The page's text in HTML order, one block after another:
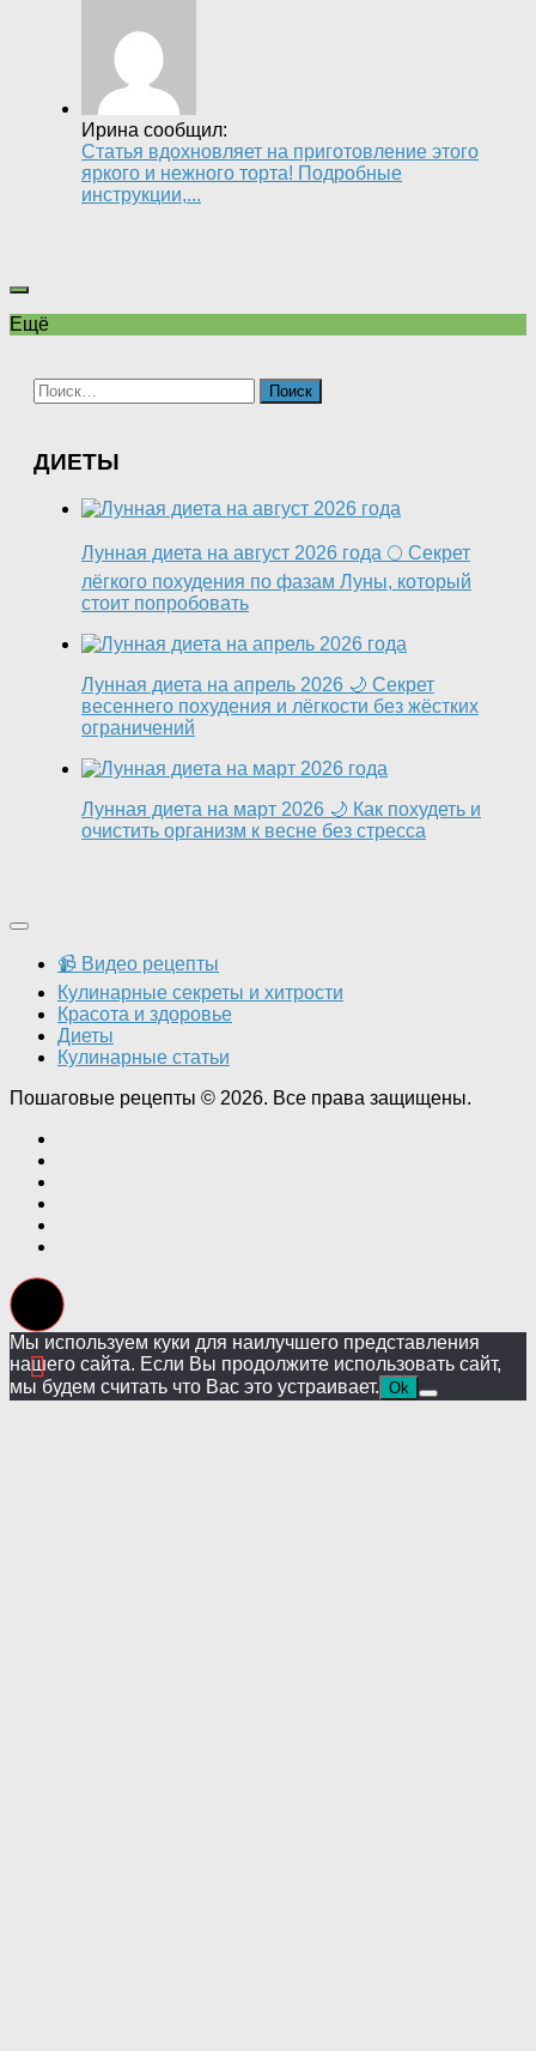
Ирина сообщил:
Статья вдохновляет на приготовление этого
яркого и нежного торта! Подробные
инструкции,...
Ещё
Найти:
ДИЕТЫ
Лунная диета на август 2026 года 🌕 Секрет
лёгкого похудения по фазам Луны, который
стоит попробовать
Лунная диета на апрель 2026 🌙 Секрет
весеннего похудения и лёгкости без жёстких
ограничений
Лунная диета на март 2026 🌙 Как похудеть и
очистить организм к весне без стресса
📹 Видео рецепты
Кулинарные секреты и хитрости
Красота и здоровье
Диеты
Кулинарные статьи
Пошаговые рецепты © 2026. Все права защищены.
Мы используем куки для наилучшего представления
нашего сайта. Если Вы продолжите использовать сайт,
мы будем считать что Вас это устраивает. Ok